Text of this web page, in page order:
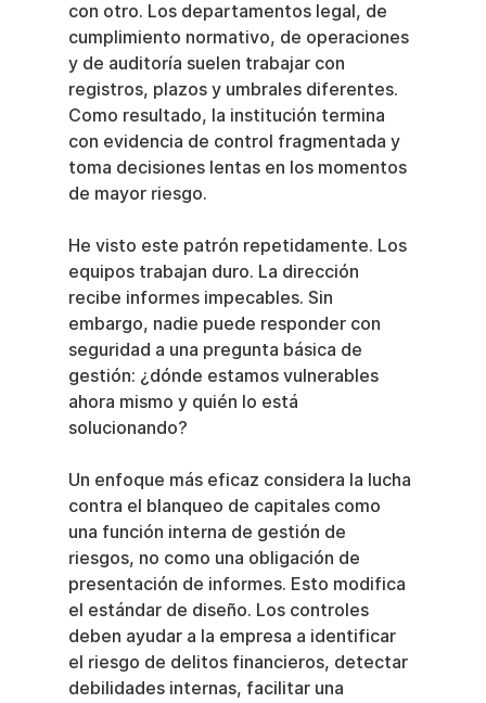
con otro. Los departamentos legal, de
cumplimiento normativo, de operaciones
y de auditoría suelen trabajar con
registros, plazos y umbrales diferentes.
Como resultado, la institución termina
con evidencia de control fragmentada y
toma decisiones lentas en los momentos
de mayor riesgo.
He visto este patrón repetidamente. Los
equipos trabajan duro. La dirección
recibe informes impecables. Sin
embargo, nadie puede responder con
seguridad a una pregunta básica de
gestión: ¿dónde estamos vulnerables
ahora mismo y quién lo está
solucionando?
Un enfoque más eficaz considera la lucha
contra el blanqueo de capitales como
una función interna de gestión de
riesgos, no como una obligación de
presentación de informes. Esto modifica
el estándar de diseño. Los controles
deben ayudar a la empresa a identificar
el riesgo de delitos financieros, detectar
debilidades internas, facilitar una